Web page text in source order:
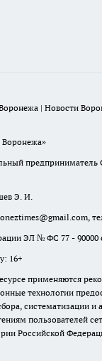
| Новости
Воронежа»
предприниматель
Э. И.
ЭЛ № ФС 77 - 90000
16+
применяются
технологии
систематизации и
пользователей
Российской